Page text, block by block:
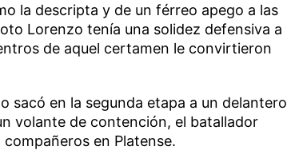
la descripta y de un férreo apego a las
Lorenzo tenía una solidez defensiva a
de aquel certamen le convirtieron
sacó en la segunda etapa a un delantero
volante de contención, el batallador
en Platense.